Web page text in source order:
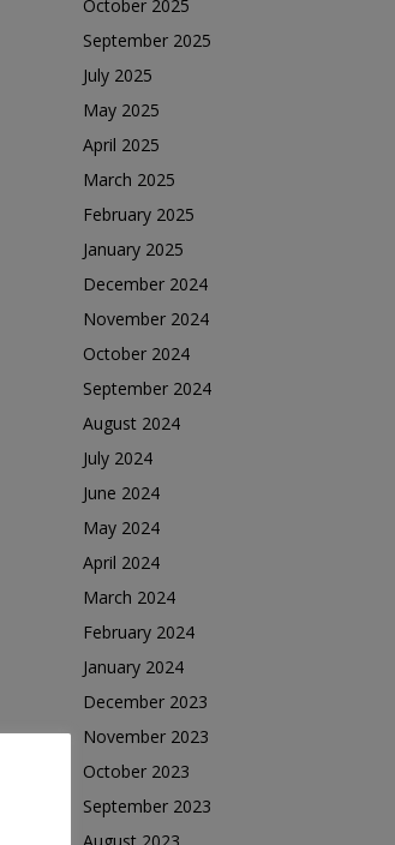
October 2025
September 2025
July 2025
May 2025
April 2025
March 2025
February 2025
January 2025
December 2024
November 2024
October 2024
September 2024
August 2024
July 2024
June 2024
May 2024
April 2024
March 2024
February 2024
January 2024
December 2023
November 2023
October 2023
September 2023